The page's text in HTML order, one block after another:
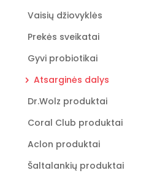
Vaisių džiovyklės
Prekės sveikatai
Gyvi probiotikai
Atsarginės dalys
Dr.Wolz produktai
Coral Club produktai
Aclon produktai
Šaltalankių produktai